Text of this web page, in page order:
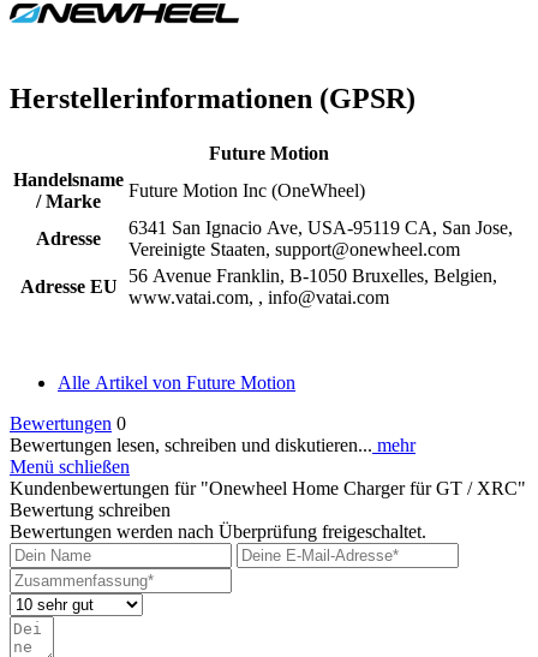
Herstellerinformationen (GPSR)
Future Motion
Handelsname
/ Marke
Future Motion Inc (OneWheel)
Adresse
6341 San Ignacio Ave, USA-95119 CA, San Jose,
Vereinigte Staaten, support@onewheel.com
Adresse EU
56 Avenue Franklin, B-1050 Bruxelles, Belgien,
www.vatai.com, , info@vatai.com
Alle Artikel von Future Motion
Bewertungen 0
Bewertungen lesen, schreiben und diskutieren... mehr
Menü schließen
Kundenbewertungen für "Onewheel Home Charger für GT / XRC"
Bewertung schreiben
Bewertungen werden nach Überprüfung freigeschaltet.